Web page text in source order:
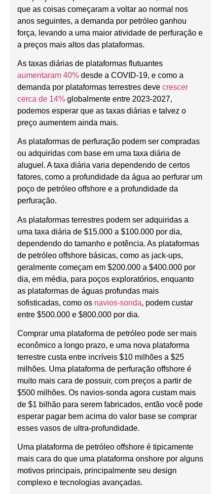
que as coisas começaram a voltar ao normal nos
anos seguintes, a demanda por petróleo ganhou
força, levando a uma maior atividade de perfuração e
a preços mais altos das plataformas.
As taxas diárias de plataformas flutuantes
aumentaram 40% desde a COVID-19, e como a
demanda por plataformas terrestres deve crescer
cerca de 14% globalmente entre 2023-2027,
podemos esperar que as taxas diárias e talvez o
preço aumentem ainda mais.
As plataformas de perfuração podem ser compradas
ou adquiridas com base em uma taxa diária de
aluguel. A taxa diária varia dependendo de certos
fatores, como a profundidade da água ao perfurar um
poço de petróleo offshore e a profundidade da
perfuração.
As plataformas terrestres podem ser adquiridas a
uma taxa diária de $15.000 a $100.000 por dia,
dependendo do tamanho e potência. As plataformas
de petróleo offshore básicas, como as jack-ups,
geralmente começam em $200.000 a $400.000 por
dia, em média, para poços exploratórios, enquanto
as plataformas de águas profundas mais
sofisticadas, como os navios-sonda, podem custar
entre $500.000 e $800.000 por dia.
Comprar uma plataforma de petróleo pode ser mais
econômico a longo prazo, e uma nova plataforma
terrestre custa entre incríveis $10 milhões a $25
milhões. Uma plataforma de perfuração offshore é
muito mais cara de possuir, com preços a partir de
$500 milhões. Os navios-sonda agora custam mais
de $1 bilhão para serem fabricados, então você pode
esperar pagar bem acima do valor base se comprar
esses vasos de ultra-profundidade.
Uma plataforma de petróleo offshore é tipicamente
mais cara do que uma plataforma onshore por alguns
motivos principais, principalmente seu design
complexo e tecnologias avançadas.